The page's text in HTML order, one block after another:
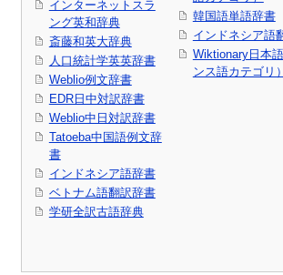
インターネットスラ
ング英和辞典
斎藤和英大辞典
人口統計学英英辞書
Weblio例文辞書
EDR日中対訳辞書
Weblio中日対訳辞書
Tatoeba中国語例文辞
書
インドネシア語辞書
ベトナム語翻訳辞書
学研全訳古語辞典
韓国語単語辞書
インドネシア語
Wiktionary日本
ンス語カテゴリ